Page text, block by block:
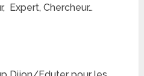
Expert, Chercheur…